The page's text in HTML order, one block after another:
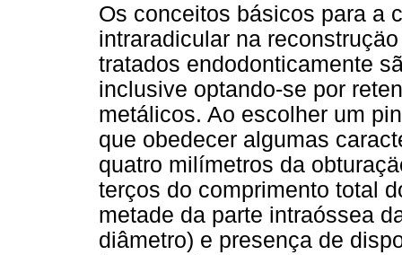
Os conceitos básicos para a
intraradicular na
tratados endodonticamente
inclusive optando-se por
metálicos. Ao escolher um
que obedecer algumas
quatro milímetros da
terços do comprimento total
metade da parte intraóssea
diâmetro) e presença de